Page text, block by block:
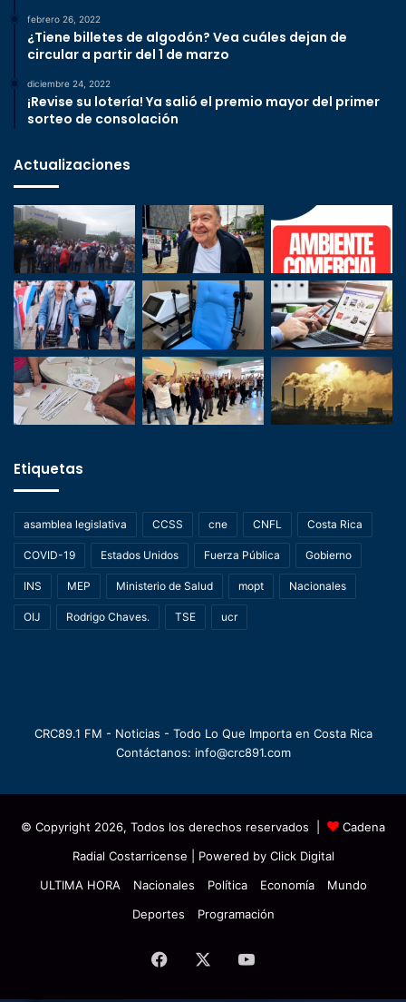
febrero 26, 2022
¿Tiene billetes de algodón? Vea cuáles dejan de
circular a partir del 1 de marzo
diciembre 24, 2022
¡Revise su lotería! Ya salió el premio mayor del primer
sorteo de consolación
Actualizaciones
Etiquetas
asamblea legislativa CCSS cne CNFL Costa Rica
COVID-19 Estados Unidos Fuerza Pública Gobierno
INS MEP Ministerio de Salud mopt Nacionales
OIJ Rodrigo Chaves. TSE ucr
CRC89.1 FM - Noticias - Todo Lo Que Importa en Costa Rica
Contáctanos: info@crc891.com
© Copyright 2026, Todos los derechos reservados |
Cadena
Radial Costarricense | Powered by Click Digital
ULTIMA HORA
Nacionales Política Economía
Mundo
Deportes
Programación
Facebook YouTube